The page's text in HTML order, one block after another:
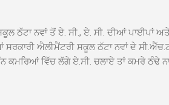
ਠੱਟਾ ਨਵਾਂ ਤੋਂ ਏ. ਸੀ., ਏ. ਸੀ. ਦੀਆਂ ਪਾਈਪਾਂ ਅਤੇ
ਸਰਕਾਰੀ ਐਲੀਮੈਂਟਰੀ ਸਕੂਲ ਠੱਟਾ ਨਵਾਂ ਦੇ
ਕਮਰਿਆਂ ਵਿੱਚ ਲੱਗੇ ਏ.ਸੀ. ਚਲਾਏ ਤਾਂ ਕਮਰੇ ਠੰਢੇ
ਕਿ ਉਹ ਛੁੱਟੀਆਂ ਦੌਰਾਨ ਵੀ ਸਕੂਲ ਗੇੜਾ ਮਾਰਦੇ